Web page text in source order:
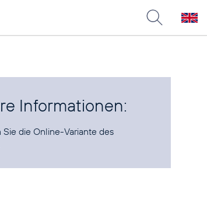
Informationen:
Sie dieOnline-Variante des